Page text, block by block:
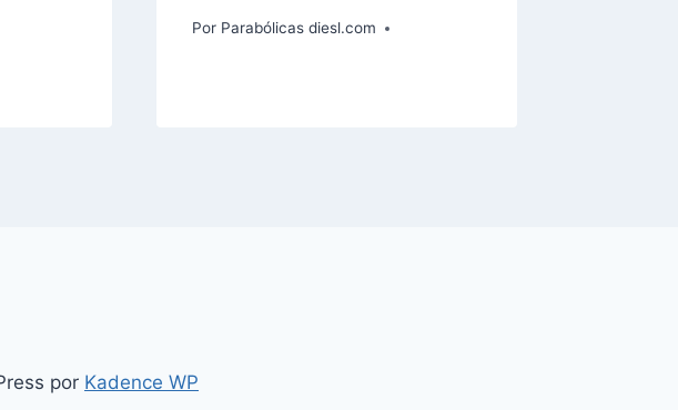
Por Parabólicas diesl.com
por Kadence WP